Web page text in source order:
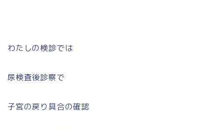
わたしの検診では
尿検査後診察で
子宮の戻り具合の確認